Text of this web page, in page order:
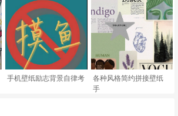
手机壁纸励志背景自律考
各种风格简约拼接壁纸
手